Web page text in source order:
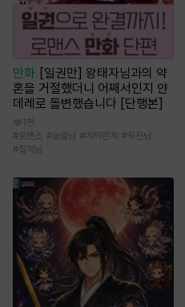
만화
[일권만] 왕태자님과의 약
혼을 거절했더니 어째서인지 얀
데레로 돌변했습니다 [단행본]
1천
#로맨스 #능글남 # 계약관계 #직진남
#집착남